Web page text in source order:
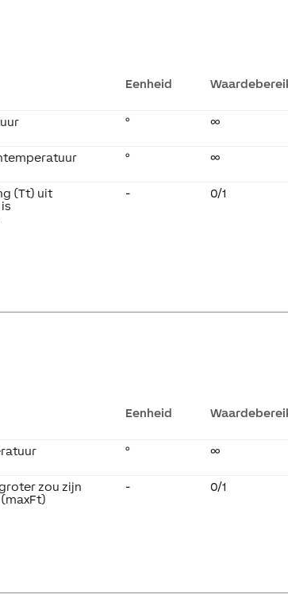
Eenheid
° ∞
° ∞
(Tt) uit
- 0/1
Eenheid
° ∞
zou zijn
- 0/1